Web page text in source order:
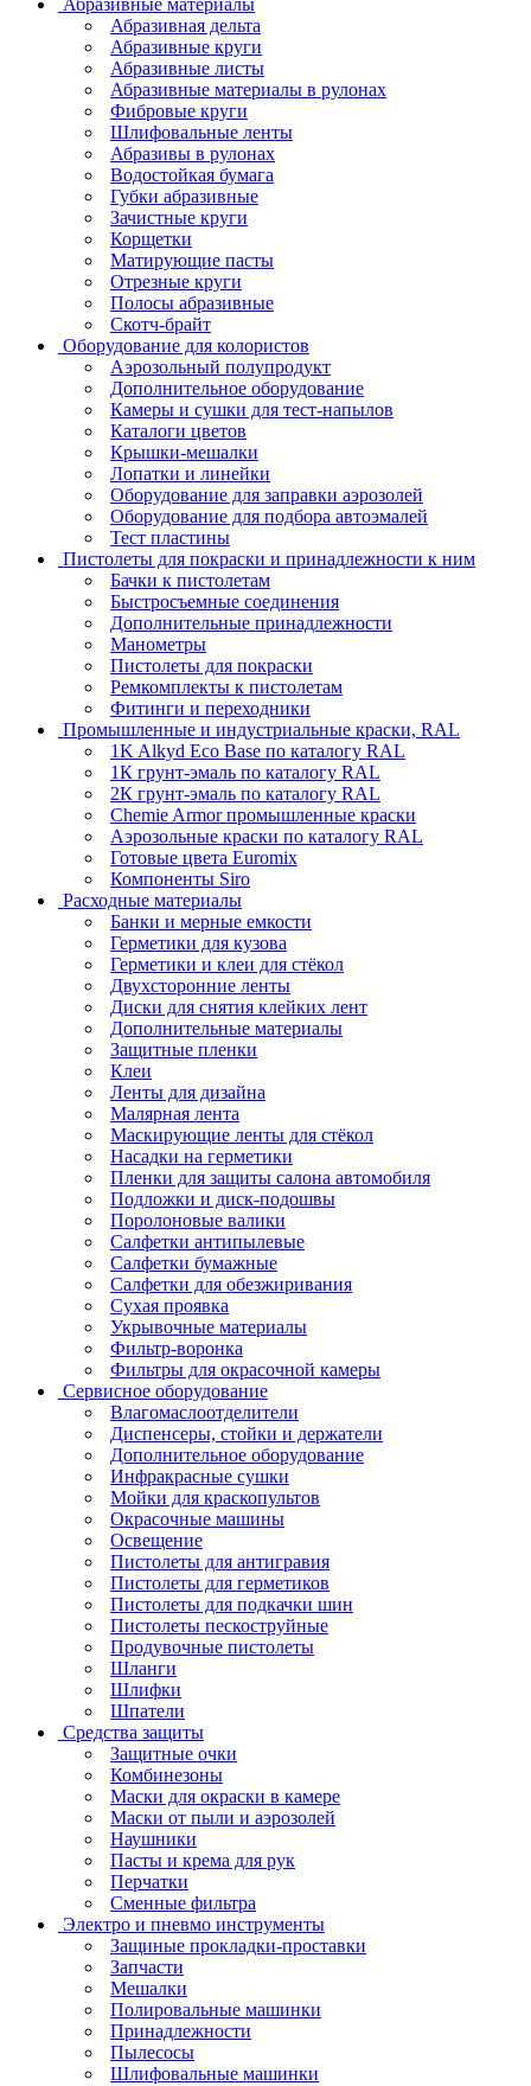
Абразивные материалы
Абразивная дельта
Абразивные круги
Абразивные листы
Абразивные материалы в рулонах
Фибровые круги
Шлифовальные ленты
Абразивы в рулонах
Водостойкая бумага
Губки абразивные
Зачистные круги
Корщетки
Матирующие пасты
Отрезные круги
Полосы абразивные
Скотч-брайт
Оборудование для колористов
Аэрозольный полупродукт
Дополнительное оборудование
Камеры и сушки для тест-напылов
Каталоги цветов
Крышки-мешалки
Лопатки и линейки
Оборудование для заправки аэрозолей
Оборудование для подбора автоэмалей
Тест пластины
Пистолеты для покраски и принадлежности к ним
Бачки к пистолетам
Быстросъемные соединения
Дополнительные принадлежности
Манометры
Пистолеты для покраски
Ремкомплекты к пистолетам
Фитинги и переходники
Промышленные и индустриальные краски, RAL
1K Alkyd Eco Base по каталогу RAL
1К грунт-эмаль по каталогу RAL
2К грунт-эмаль по каталогу RAL
Chemie Armor промышленные краски
Аэрозольные краски по каталогу RAL
Готовые цвета Euromix
Компоненты Siro
Расходные материалы
Банки и мерные емкости
Герметики для кузова
Герметики и клеи для стёкол
Двухсторонние ленты
Диски для снятия клейких лент
Дополнительные материалы
Защитные пленки
Клеи
Ленты для дизайна
Малярная лента
Маскирующие ленты для стёкол
Насадки на герметики
Пленки для защиты салона автомобиля
Подложки и диск-подошвы
Поролоновые валики
Салфетки антипылевые
Салфетки бумажные
Салфетки для обезжиривания
Сухая проявка
Укрывочные материалы
Фильтр-воронка
Фильтры для окрасочной камеры
Сервисное оборудование
Влагомаслоотделители
Диспенсеры, стойки и держатели
Дополнительное оборудование
Инфракрасные сушки
Мойки для краскопультов
Окрасочные машины
Освещение
Пистолеты для антигравия
Пистолеты для герметиков
Пистолеты для подкачки шин
Пистолеты пескоструйные
Продувочные пистолеты
Шланги
Шлифки
Шпатели
Средства защиты
Защитные очки
Комбинезоны
Маски для окраски в камере
Маски от пыли и аэрозолей
Наушники
Пасты и крема для рук
Перчатки
Сменные фильтра
Электро и пневмо инструменты
Защиные прокладки-проставки
Запчасти
Мешалки
Полировальные машинки
Принадлежности
Пылесосы
Шлифовальные машинки